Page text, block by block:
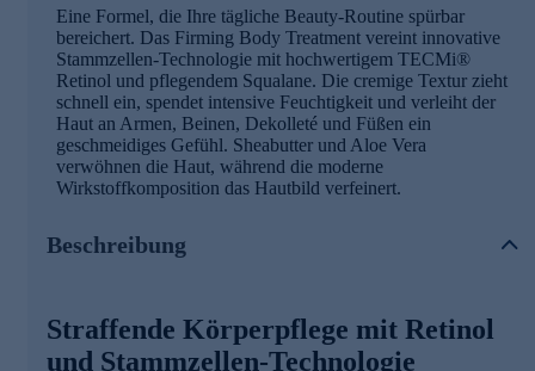
Eine Formel, die Ihre tägliche Beauty-Routine spürbar
bereichert. Das Firming Body Treatment vereint innovative
Stammzellen-Technologie mit hochwertigem TECMi®
Retinol und pflegendem Squalane. Die cremige Textur zieht
schnell ein, spendet intensive Feuchtigkeit und verleiht der
Haut an Armen, Beinen, Dekolleté und Füßen ein
geschmeidiges Gefühl. Sheabutter und Aloe Vera
verwöhnen die Haut, während die moderne
Wirkstoffkomposition das Hautbild verfeinert.
Beschreibung
Straffende Körperpflege mit Retinol
und Stammzellen-Technologie